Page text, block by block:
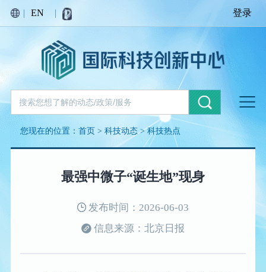
| EN | 登录
您现在的位置：首页 >科技动态>科技热点
最强中微子“诞生地”现身
发布时间：2026-06-03
信息来源：北京日报